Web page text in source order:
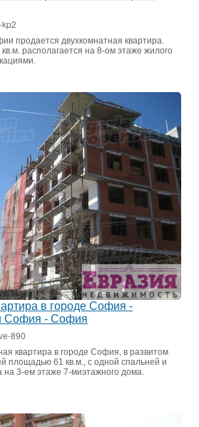
продается двухкомнатная квартира.
располагается на 8-ом этаже жилого
в городе София -
София - София
890
квартира в городе София, в развитом
площадью 61 кв.м., с одной спальней и
на 3-ем этаже 7-миэтажного дома.